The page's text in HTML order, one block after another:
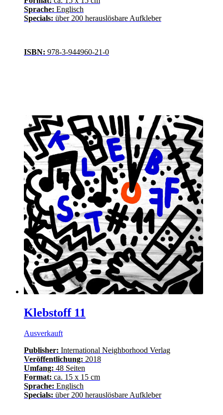
Sprache: Englisch
Specials: über 200 herauslösbare Aufkleber
ISBN: 978-3-944960-21-0
Klebstoff 11
Ausverkauft
Publisher: International Neighborhood Verlag
Veröffentlichung: 2018
Umfang: 48 Seiten
Format: ca. 15 x 15 cm
Sprache: Englisch
Specials: über 200 herauslösbare Aufkleber